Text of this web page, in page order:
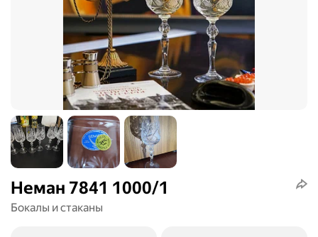
Неман 7841 1000/1
Бокалы и стаканы